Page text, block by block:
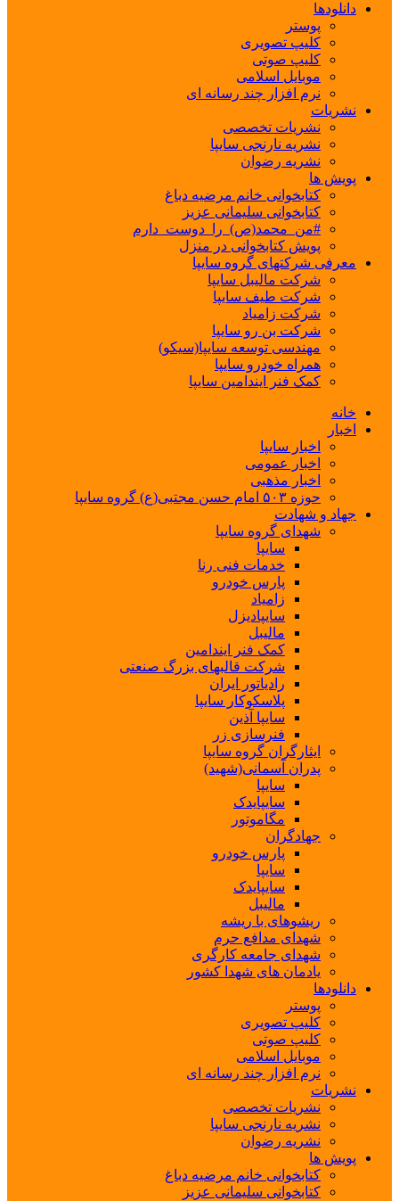
دانلودها
پوستر
کلیپ تصویری
کلیپ صوتی
موبایل اسلامی
نرم افزار چند رسانه ای
نشریات
نشریات تخصصی
نشریه نارنجی سایپا
نشریه رضوان
پویش ها
کتابخوانی خانم مرضیه دباغ
کتابخوانی سلیمانی عزیز
#من_محمد(ص)_را_دوست_دارم
پویش کتابخوانی در منزل
معرفی شرکتهای گروه سایپا
شرکت مالیبل سایپا
شرکت طیف سایپا
شرکت زامیاد
شرکت بن رو سایپا
مهندسی توسعه سایپا(سیکو)
همراه خودرو سایپا
کمک فنر ایندامین سایپا
خانه
اخبار
اخبار سایپا
اخبار عمومی
اخبار مذهبی
حوزه ۵۰۳ امام حسن مجتبی(ع) گروه سایپا
جهاد و شهادت
شهدای گروه سایپا
سایپا
خدمات فنی رنا
پارس خودرو
زامیاد
سایپادیزل
مالیبل
کمک فنر ایندامین
شرکت قالبهای بزرگ صنعتی
رادیاتور ایران
پلاسکوکار سایپا
سایپا آذین
فنرسازی زر
ایثارگران گروه سایپا
پدران آسمانی(شهید)
سایپا
سایپایدک
مگاموتور
جهادگران
پارس خودرو
سایپا
سایپایدک
مالیبل
ریشوهای با ریشه
شهدای مدافع حرم
شهدای جامعه کارگری
یادمان های شهدا کشور
دانلودها
پوستر
کلیپ تصویری
کلیپ صوتی
موبایل اسلامی
نرم افزار چند رسانه ای
نشریات
نشریات تخصصی
نشریه نارنجی سایپا
نشریه رضوان
پویش ها
کتابخوانی خانم مرضیه دباغ
کتابخوانی سلیمانی عزیز